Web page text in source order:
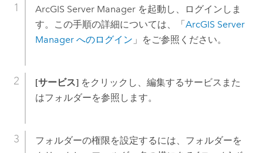
ArcGIS Server Manager を起動し、ログインしま
す。この手順の詳細については、「 ArcGIS Server
Manager へのログイン 」をご参照ください。
[サービス]をクリックし、編集するサービスまた
はフォルダーを参照します。
フォルダーの権限を設定するには、フォルダーを